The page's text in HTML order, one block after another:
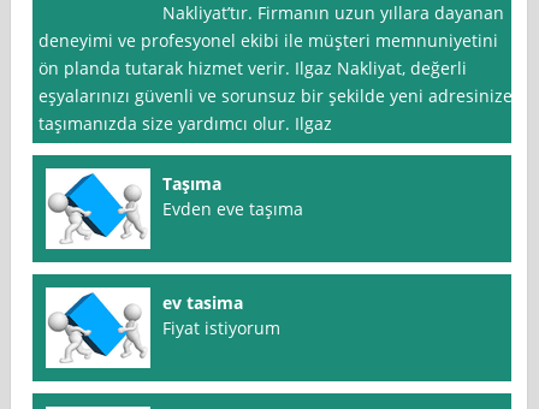
Nakliyat’tır. Firmanın uzun yıllara dayanan
deneyimi ve profesyonel ekibi ile müşteri memnuniyetini
ön planda tutarak hizmet verir. Ilgaz Nakliyat, değerli
eşyalarınızı güvenli ve sorunsuz bir şekilde yeni adresinize
taşımanızda size yardımcı olur. Ilgaz
Taşıma
Evden eve taşıma
ev tasima
Fiyat istiyorum